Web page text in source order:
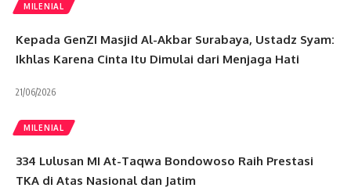
MILENIAL
Kepada GenZI Masjid Al-Akbar Surabaya, Ustadz Syam:
Ikhlas Karena Cinta Itu Dimulai dari Menjaga Hati
21/06/2026
MILENIAL
334 Lulusan MI At-Taqwa Bondowoso Raih Prestasi
TKA di Atas Nasional dan Jatim